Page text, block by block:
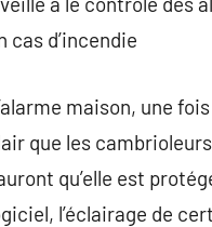
cas d’incendie
maison, une
que les
qu’elle est
l’éclairage de